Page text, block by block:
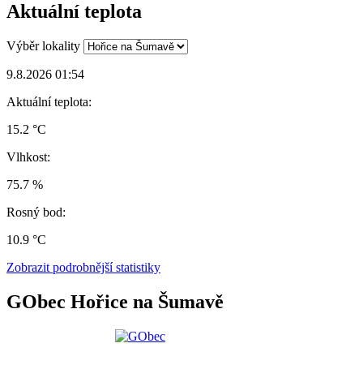
Aktuální teplota
Výběr lokality
9.8.2026 01:54
Aktuální teplota:
15.2 °C
Vlhkost:
75.7 %
Rosný bod:
10.9 °C
Zobrazit podrobnější statistiky
GObec Hořice na Šumavě